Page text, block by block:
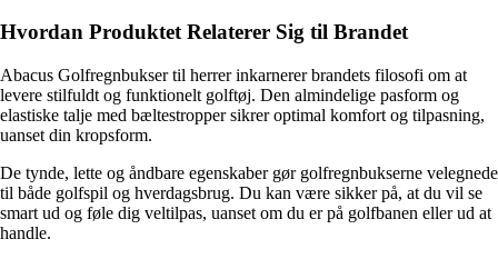
Hvordan Produktet Relaterer Sig til Brandet
Abacus Golfregnbukser til herrer inkarnerer brandets filosofi om at
levere stilfuldt og funktionelt golftøj. Den almindelige pasform og
elastiske talje med bæltestropper sikrer optimal komfort og tilpasning,
uanset din kropsform.
De tynde, lette og åndbare egenskaber gør golfregnbukserne velegnede
til både golfspil og hverdagsbrug. Du kan være sikker på, at du vil se
smart ud og føle dig veltilpas, uanset om du er på golfbanen eller ud at
handle.